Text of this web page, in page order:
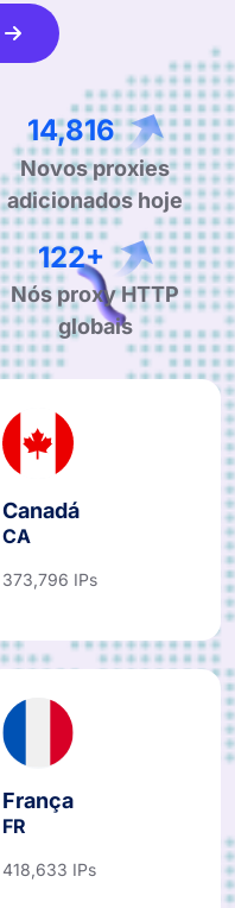
23,027
Novos proxies
adicionados hoje
190+
Nós proxy HTTP
globais
Canadá
CA
373,796 IPs
França
FR
418,633 IPs